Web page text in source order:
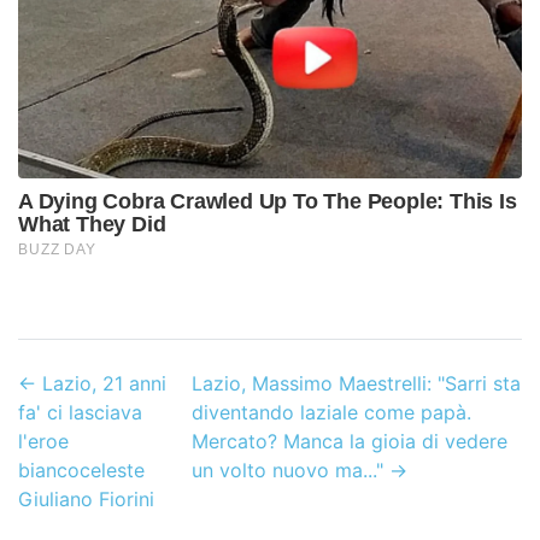
← Lazio, 21 anni
fa' ci lasciava
l'eroe
biancoceleste
Giuliano Fiorini
Lazio, Massimo Maestrelli: "Sarri sta
diventando laziale come papà.
Mercato? Manca la gioia di vedere
un volto nuovo ma..." →